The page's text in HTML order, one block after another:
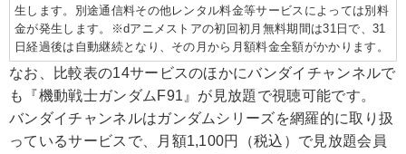
生します。別途通信料その他レンタル料金等サービスによっては別料
金が発生します。※dアニメストアの初回初月無料期間は31日で、31
日経過後は自動継続となり、その月から月額料金全額がかかります。
なお、比較表の14サービスのほかにバンダイチャンネルで
も『機動戦士ガンダムF91』が見放題で視聴可能です。
バンダイチャンネルはガンダムシリーズを網羅的に取り扱
っているサービスで、月額1,100円（税込）で見放題会員